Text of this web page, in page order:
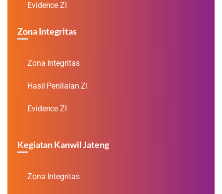
Evidence ZI
Zona Integritas
Zona Integritas
Hasil Penilaian ZI
Evidence ZI
Kegiatan Kanwil Jateng
Zona Integritas